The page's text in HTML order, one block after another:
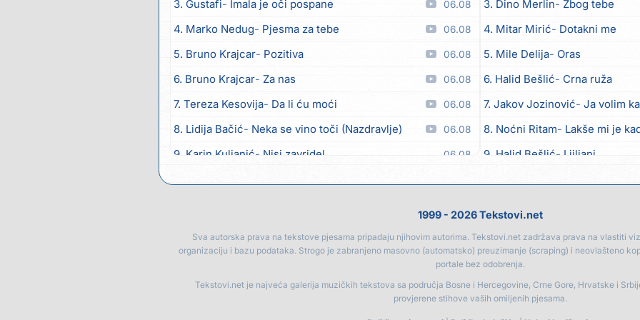
3. Gustafi Imala je oči pospane 06.08
4. Marko Nedug Pjesma za tebe 06.08
5. Bruno Krajcar Pozitiva 06.08
6. Bruno Krajcar Za nas 06.08
7. Tereza Kesovija Da li ću moći 06.08
8. Lidija Bačić Neka se vino toči (Nazdravlje) 06.08
9. Karin Kuljanić Nisi zavridel 06.08
13. Rusko Richie Ti i ja 06.08
14. Azra Husarkić Ako treba 06.08
06.08
3. Dino Merlin Zbog tebe
4. Mitar Mirić Dotakni me
5. Mile Delija Oras
6. Halid Bešlić Crna ruža
7. Jakov Jozinović Ja volim
8. Noćni Ritam Lakše mi je
9. Halid Bešlić Ljiljani
13. Noćni Ritam Rekla si mi
14. Karlo! Mon amour
15. Vesna Zmijanac
1999 - 2026 Tekstovi.net
Sva autorska prava na tekstove pjesama pripadaju njihovim autorima. Tekstovi.net zadržava prava na vlastiti
organizaciju i bazu podataka. Strogo je zabranjeno masovno (automatsko) preuzimanje (scraping) i neovlašteno
portale bez odobrenja.
Tekstovi.net je najveća galerija muzičkih tekstova sa područja Bosne i Hercegovine, Crne Gore, Hrvatske i
provjerene stihove vaših omiljenih pjesama.